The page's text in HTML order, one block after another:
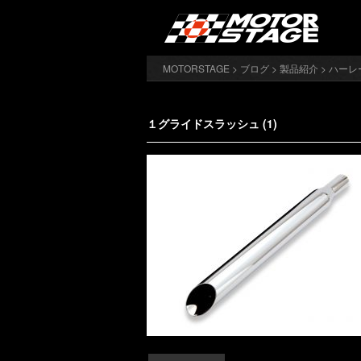
MOTORSTAGE > ブログ > 製品紹介 > ハー
１グライドスラッシュ (1)